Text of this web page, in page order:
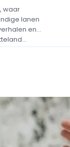
waar
lanen
en